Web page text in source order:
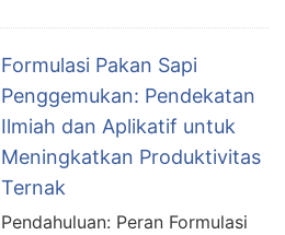
Formulasi Pakan Sapi
Penggemukan: Pendekatan
Ilmiah dan Aplikatif untuk
Meningkatkan Produktivitas
Ternak
Pendahuluan: Peran Formulasi